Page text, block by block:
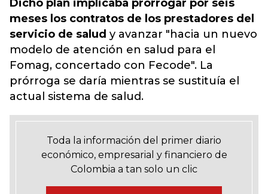
Dicho plan implicaba prorrogar por seis
meses los contratos de los prestadores del
servicio de salud y avanzar "hacia un nuevo
modelo de atención en salud para el
Fomag, concertado con Fecode". La
prórroga se daría mientras se sustituía el
actual sistema de salud.
Toda la información del primer diario
económico, empresarial y financiero de
Colombia a tan solo un clic